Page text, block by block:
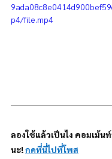
p4/file.mp4
ลองใช้แล้วเป็นไง คอมเม้
นะ! กดที่นี่ไปที่โพส